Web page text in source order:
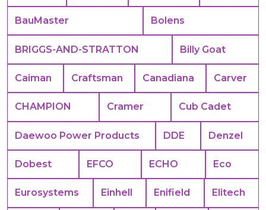
BauMaster Bolens
BRIGGS-AND-STRATTON Billy Goat
Caiman Craftsman Canadiana Carver
CHAMPION Cramer Cub Cadet
Daewoo Power Products DDE Denzel
Dobest EFCO ECHO Eco
Eurosystems Einhell Enifield Elitech